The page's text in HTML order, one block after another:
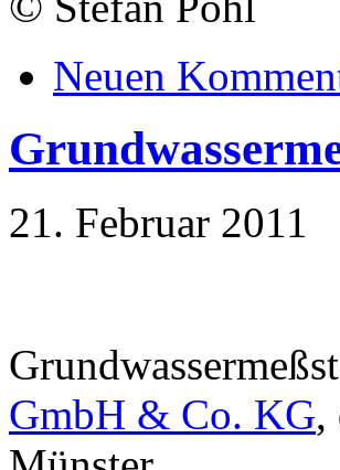
Neuen
21. Februar 2011
GmbH & Co. KG,